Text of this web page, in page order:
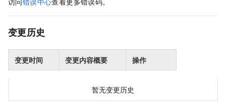
变更历史
变更时间 变更内容概要 操作
暂无变更历史